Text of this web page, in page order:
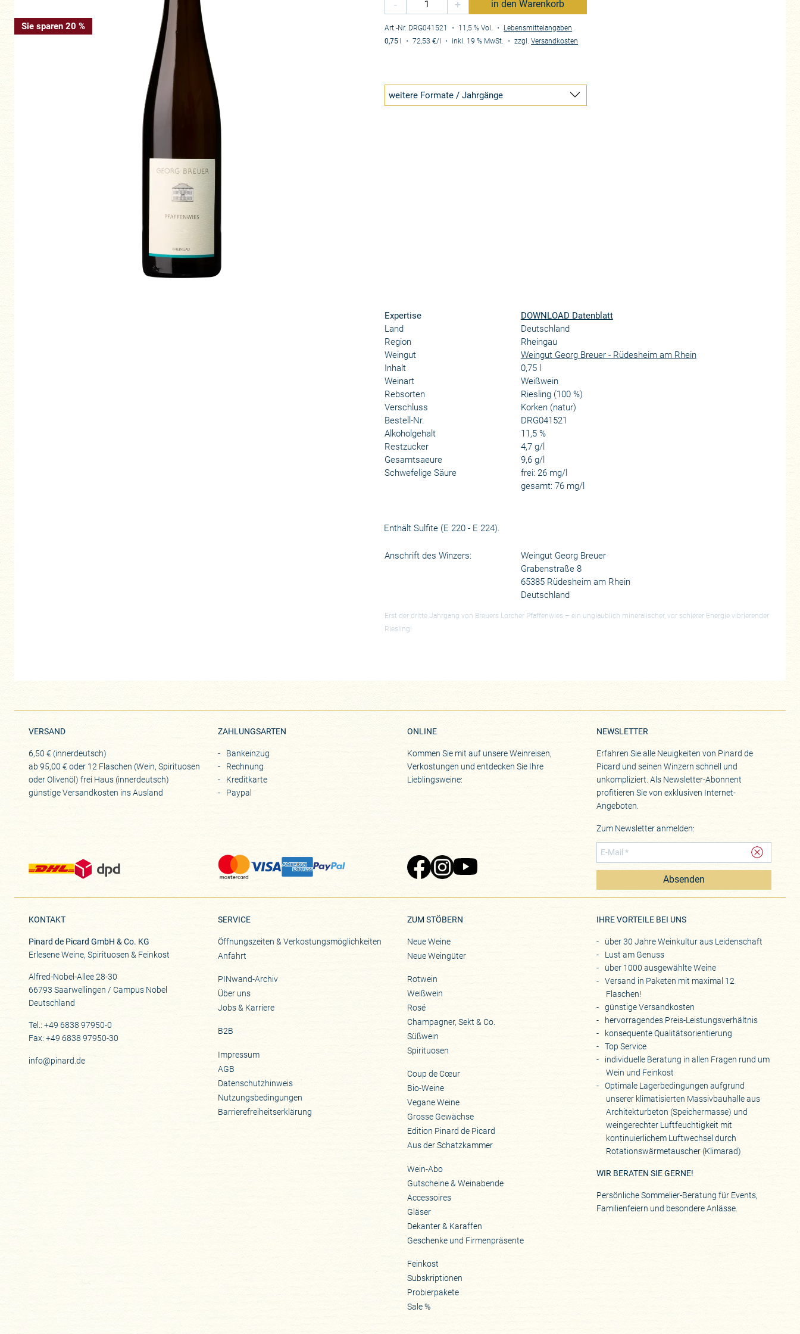
Sie sparen 20 %
- + in den Warenkorb
Art.-Nr. DRG041521 ・ 11,5 % Vol. ・ Lebensmittelangaben
0,75 l ・72,53 €/l ・ inkl. 19 % MwSt. ・zzgl.Versandkosten
weitere Formate / Jahrgänge
Expertise
DOWNLOAD Datenblatt
Land
Deutschland
Region
Rheingau
Weingut
Weingut Georg Breuer - Rüdesheim am Rhein
Inhalt
0,75 l
Weinart
Weißwein
Rebsorten
Riesling (100 %)
Verschluss
Korken (natur)
Bestell-Nr.
DRG041521
Alkoholgehalt
11,5 %
Restzucker
4,7 g/l
Gesamtsaeure
9,6 g/l
Schwefelige Säure
frei: 26 mg/l
gesamt: 76 mg/l
Enthält Sulfite (E 220 - E 224).
Anschrift des Winzers:
Weingut Georg Breuer
Grabenstraße 8
65385 Rüdesheim am Rhein
Deutschland
Erst der dritte Jahrgang von Breuers Lorcher Pfaffenwies – ein unglaublich mineralischer, vor schierer Energie vibrierender
Riesling!
VERSAND
6,50 € (innerdeutsch)
ab 95,00 € oder 12 Flaschen (Wein, Spirituosen
oder Olivenöl) frei Haus (innerdeutsch)
günstige Versandkosten ins Ausland
ZAHLUNGSARTEN
Bankeinzug
Rechnung
Kreditkarte
Paypal
ONLINE
Kommen Sie mit auf unsere Weinreisen,
Verkostungen und entdecken Sie Ihre
Lieblingsweine:
NEWSLETTER
Erfahren Sie alle Neuigkeiten von Pinard de
Picard und seinen Winzern schnell und
unkompliziert. Als Newsletter-Abonnent
profitieren Sie von exklusiven Internet-
Angeboten.
Zum Newsletter anmelden:
Absenden
KONTAKT
Pinard de Picard GmbH & Co. KG
Erlesene Weine, Spirituosen & Feinkost
Alfred-Nobel-Allee 28-30
66793 Saarwellingen / Campus Nobel
Deutschland
Tel.: +49 6838 97950-0
Fax: +49 6838 97950-30
info@pinard.de
SERVICE
Öffnungszeiten & Verkostungsmöglichkeiten
Anfahrt
PINwand-Archiv
Über uns
Jobs & Karriere
B2B
Impressum
AGB
Datenschutzhinweis
Nutzungsbedingungen
Barrierefreiheitserklärung
ZUM STÖBERN
Neue Weine
Neue Weingüter
Rotwein
Weißwein
Rosé
Champagner, Sekt & Co.
Süßwein
Spirituosen
Coup de Cœur
Bio-Weine
Vegane Weine
Grosse Gewächse
Edition Pinard de Picard
Aus der Schatzkammer
Wein-Abo
Gutscheine & Weinabende
Accessoires
Gläser
Dekanter & Karaffen
Geschenke und Firmenpräsente
Feinkost
Subskriptionen
Probierpakete
Sale %
IHRE VORTEILE BEI UNS
über 30 Jahre Weinkultur aus Leidenschaft
Lust am Genuss
über 1000 ausgewählte Weine
Versand in Paketen mit maximal 12
Flaschen!
günstige Versandkosten
hervorragendes Preis-Leistungsverhältnis
konsequente Qualitätsorientierung
Top Service
individuelle Beratung in allen Fragen rund um
Wein und Feinkost
Optimale Lagerbedingungen aufgrund
unserer klimatisierten Massivbauhalle aus
Architekturbeton (Speichermasse) und
weingerechter Luftfeuchtigkeit mit
kontinuierlichem Luftwechsel durch
Rotationswärmetauscher (Klimarad)
WIR BERATEN SIE GERNE!
Persönliche Sommelier-Beratung für Events,
Familienfeiern und besondere Anlässe.